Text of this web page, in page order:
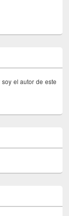
el autor de este